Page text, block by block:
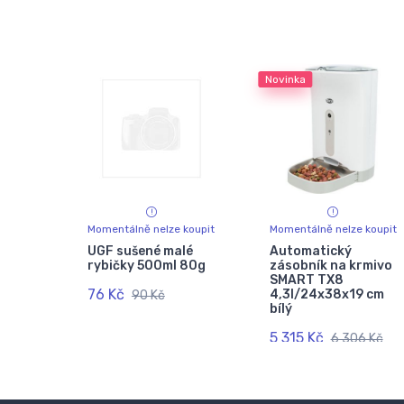
Momentálně nelze koupit
UGF sušené malé
rybičky 500ml 80g
76 Kč 90 Kč
Novinka
Momentálně nelze koupit
Automatický
zásobník na krmivo
SMART TX8
4,3l/24x38x19 cm
bílý
5 315 Kč 6 306 Kč